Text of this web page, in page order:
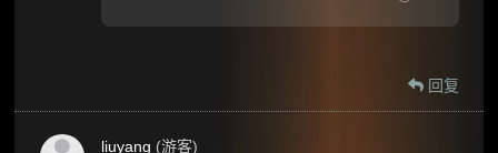
回复
liuyang (游客)